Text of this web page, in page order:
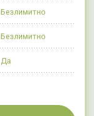
Безлимитно
Безлимитно
Да